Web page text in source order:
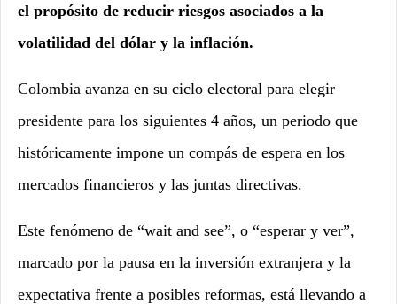
el propósito de reducir riesgos asociados a la
volatilidad del dólar y la inflación.
Colombia avanza en su ciclo electoral para elegir
presidente para los siguientes 4 años, un periodo que
históricamente impone un compás de espera en los
mercados financieros y las juntas directivas.
Este fenómeno de “wait and see”, o “esperar y ver”,
marcado por la pausa en la inversión extranjera y la
expectativa frente a posibles reformas, está llevando a